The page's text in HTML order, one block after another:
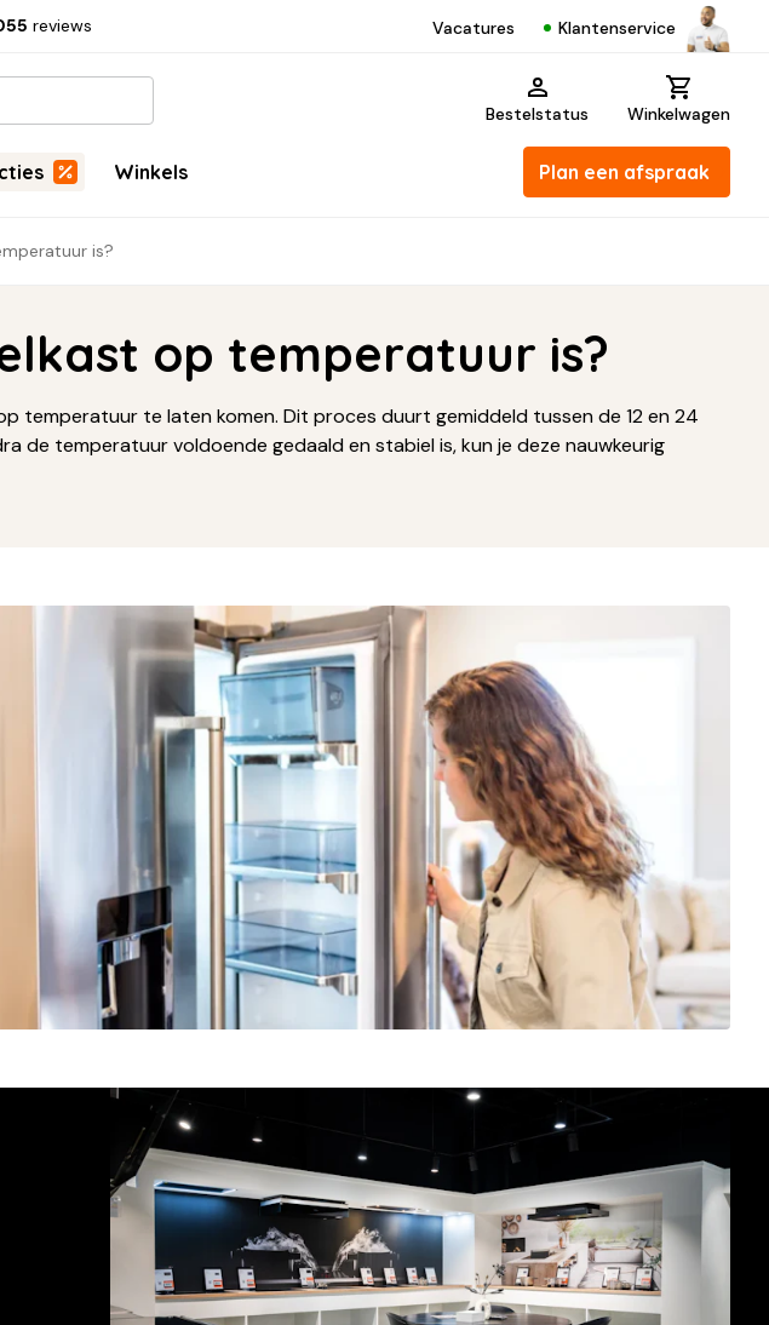
reviews Vacatures Klantenservice
Bestelstatus Winkelwagen
Winkels Plan een afspraak
is?
op temperatuur is?
temperatuur te laten komen. Dit proces duurt gemiddeld tussen de 12 en 24
de temperatuur voldoende gedaald en stabiel is, kun je deze nauwkeurig